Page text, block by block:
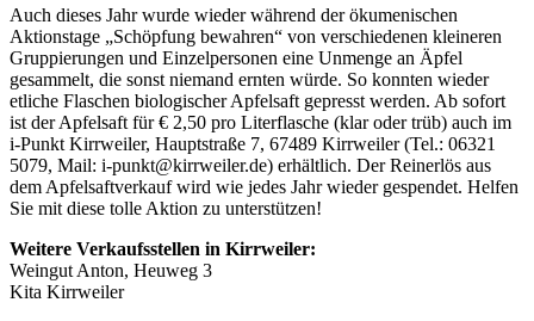
Auch dieses Jahr wurde wieder während der ökumenischen
Aktionstage „Schöpfung bewahren“ von verschiedenen kleineren
Gruppierungen und Einzelpersonen eine Unmenge an Äpfel
gesammelt, die sonst niemand ernten würde. So konnten wieder
etliche Flaschen biologischer Apfelsaft gepresst werden. Ab sofort
ist der Apfelsaft für € 2,50 pro Literflasche (klar oder trüb) auch im
i-Punkt Kirrweiler, Hauptstraße 7, 67489 Kirrweiler (Tel.: 06321
5079, Mail: i-punkt@kirrweiler.de) erhältlich. Der Reinerlös aus
dem Apfelsaftverkauf wird wie jedes Jahr wieder gespendet. Helfen
Sie mit diese tolle Aktion zu unterstützen!
Weitere Verkaufsstellen in Kirrweiler:
Weingut Anton, Heuweg 3
Kita Kirrweiler